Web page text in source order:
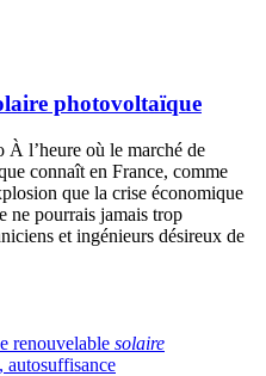
photovoltaïque
l’heure où le marché de
connaît en France, comme
que la crise économique
ne pourrais jamais trop
et ingénieurs désireux de
renouvelable solaire
autosuffisance